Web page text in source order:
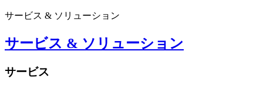
サービス & ソリューション
サービス & ソリューション
サービス